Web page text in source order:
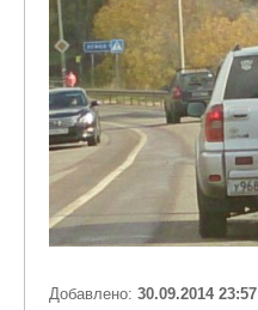
Добавлено: 30.09.2014 23:57